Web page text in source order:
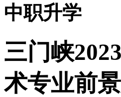
中职升学
三门峡
术专业前